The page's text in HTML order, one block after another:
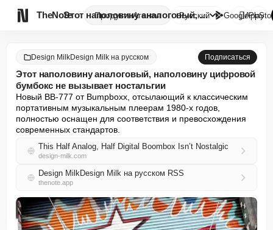
TheNote ПродуктыАгенты Этот наполовину аналоговый, на...
Русский GooglePlay

Design MilkDesign Milk на русском Подписаться
Этот наполовину аналоговый, наполовину цифровой
бумбокс не вызывает ностальгии
Новый BB-777 от Bumpboxx, отсылающий к классическим
портативным музыкальным плеерам 1980-х годов,
полностью оснащен для соответствия и превосхождения
современных стандартов.
This Half Analog, Half Digital Boombox Isn’t Nostalgic
design-milk.com
Design MilkDesign Milk на русском RSS
thenote.app